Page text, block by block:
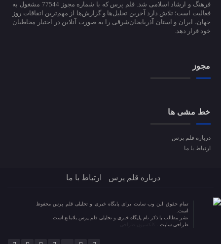
فرهنگ و ارشاد اسلامی شد. قلم پرس که با شماره مجوز 77544 مشغول به
فعالیت است؛ تلاش دارد آخرین تحلیل‌ها و گزارش‌ها از مهم‌ترین اتفاقات روز
جهان، ایران و استان آذربایجان‌شرقی را به صورت آنلاین در اختیار مخاطبان
خود قرار دهد.
مجوز
خط مشی ها
درباره قلم پرس
ارتباط با ما
درباره قلم پرس ارتباط با ما
تمام حقوق این وب سایت برای پایگاه خبری و تحلیلی قلم پرس محفوظ
است.
نشر مطالب با ذکر نام پایگاه خبری و تحلیلی قلم پرس بلامانع است.
طراحی سایت :